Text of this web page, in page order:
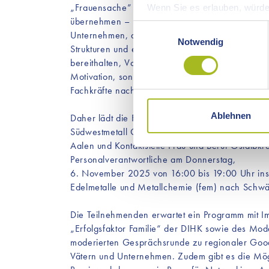
Wenn Sie es erlauben,
Informationen über
Ihr Gerät durch
Erfahren Sie mehr darüber,
Einzelheitenfest.
Wir verwenden selbst nur
Cookies werden aktiv keine
Notwendig
Ablehnen
„Frauensache” mehr. Väter wollen zunehmend
übernehmen – und sie suchen Arbeitgebende,
Unternehmen, die diesem Thema
Strukturen und eine moderne
bereithalten, Vorbilder schaffen, sorgen nicht
Motivation, sondern reduzieren dadurch auch
Fachkräfte nachhaltig.
Daher lädt die Fachkräfteallianz Ostwürttemberg
Südwestmetall Ostwürttemberg, IHK
Aalen und Kontaktstelle Frau und Beruf
Personalverantwortliche am Donnerstag,
6. November 2025 von 16:00 bis 19:00 Uhr ins
Edelmetalle und Metallchemie (fem) nach
Die Teilnehmenden erwartet ein Programm mit
„Erfolgsfaktor Familie“ der DIHK sowie des
moderierten Gesprächsrunde zu regionaler
Vätern und Unternehmen. Zudem gibt es die